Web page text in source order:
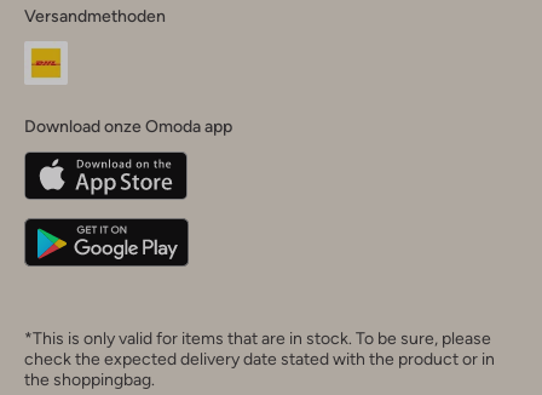
dein
Land
Belgique(Français)
Deutschland
Versandmethoden
Download onze Omoda app
*This is only valid for items that are in stock. To be sure, please
check the expected delivery date stated with the product or in
the shoppingbag.